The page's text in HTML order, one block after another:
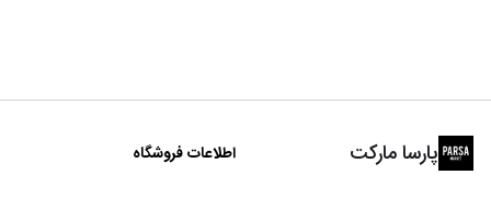
پارسا مارکت اطلاعات فروشگاه